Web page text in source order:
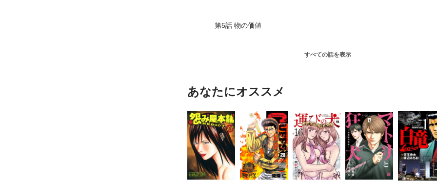
第5話 物の価値
すべての話を表示
あなたにオススメ